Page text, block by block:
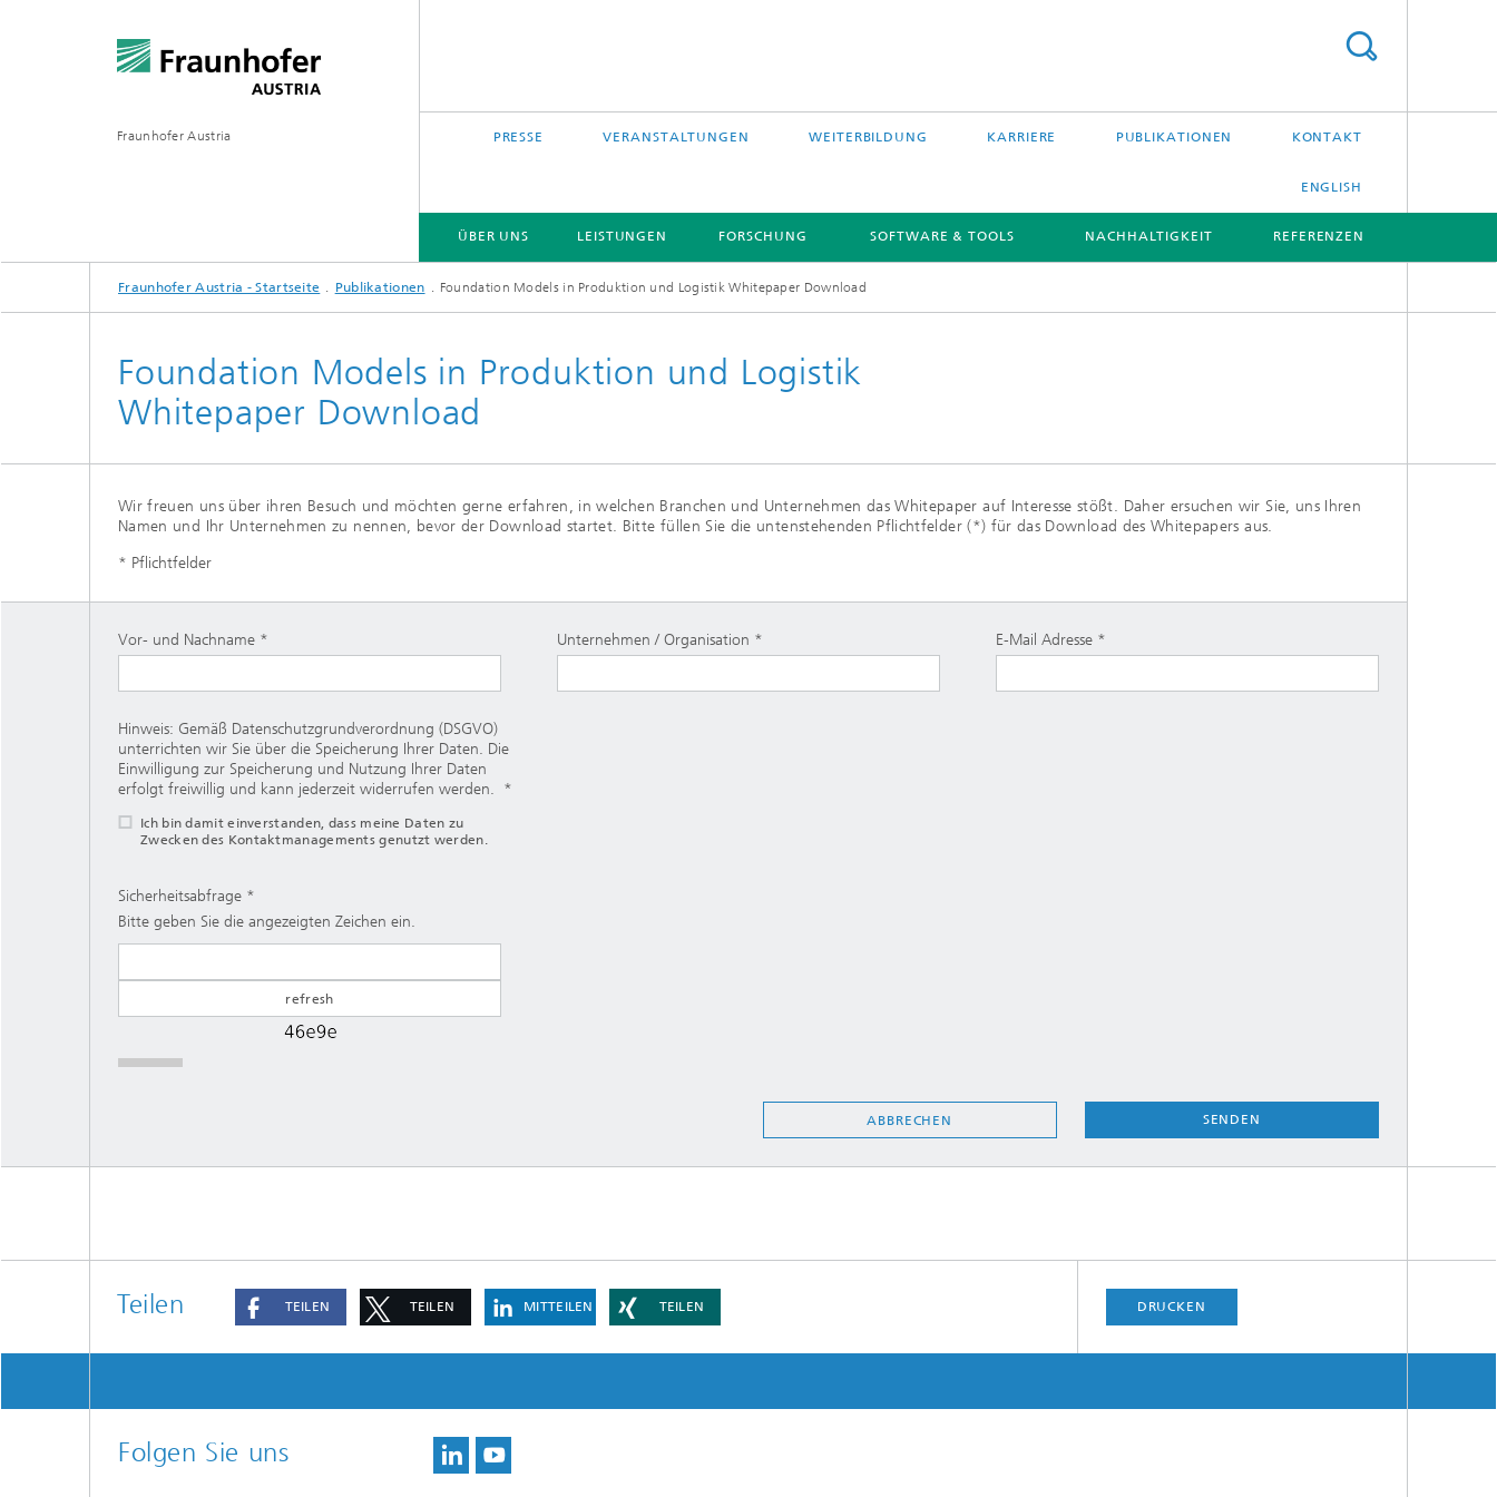
Fraunhofer Austria PRESSE VERANSTALTUNGEN WEITERBILDUNG KARRIERE PUBLIKATIONEN KONTAKT
ENGLISH
ÜBER UNS LEISTUNGEN FORSCHUNG SOFTWARE & TOOLS NACHHALTIGKEIT REFERENZEN
Fraunhofer Austria - Startseite Publikationen Foundation Models in Produktion und Logistik Whitepaper Download
Foundation Models in Produktion und Logistik
Whitepaper Download
Wir freuen uns über ihren Besuch und möchten gerne erfahren, in welchen Branchen und Unternehmen das Whitepaper auf Interesse stößt. Daher ersuchen wir Sie, uns Ihren
Namen und Ihr Unternehmen zu nennen, bevor der Download startet. Bitte füllen Sie die untenstehenden Pflichtfelder (*) für das Download des Whitepapers aus.
* Pflichtfelder
Vor- und Nachname Unternehmen / Organisation E-Mail Adresse
Hinweis: Gemäß Datenschutzgrundverordnung (DSGVO)
unterrichten wir Sie über die Speicherung Ihrer Daten. Die
Einwilligung zur Speicherung und Nutzung Ihrer Daten
erfolgt freiwillig und kann jederzeit widerrufen werden.
Ich bin damit einverstanden, dass meine Daten zu
Zwecken des Kontaktmanagements genutzt werden.
Sicherheitsabfrage
Bitte geben Sie die angezeigten Zeichen ein.
SENDEN
ABBRECHEN
Teilen TEILEN TEILEN MITTEILEN TEILEN DRUCKEN
Folgen Sie uns